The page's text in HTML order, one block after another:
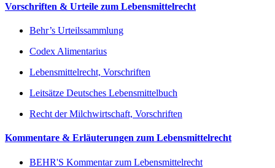
Vorschriften & Urteile zum Lebensmittelrecht
Behr’s Urteilssammlung
Codex Alimentarius
Lebensmittelrecht, Vorschriften
Leitsätze Deutsches Lebensmittelbuch
Recht der Milchwirtschaft, Vorschriften
Kommentare & Erläuterungen zum Lebensmittelrecht
BEHR'S Kommentar zum Lebensmittelrecht